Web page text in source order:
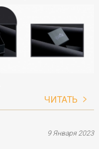
ЧИТАТЬ
9 Января 2023